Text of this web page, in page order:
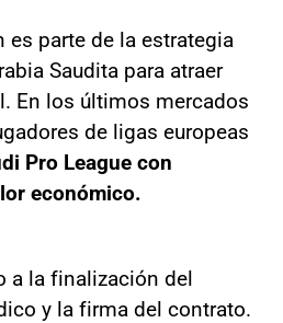
es parte de la estrategia
Saudita para atraer
En los últimos mercados
de ligas europeas
Pro League con
económico.
a la finalización del
y la firma del contrato.